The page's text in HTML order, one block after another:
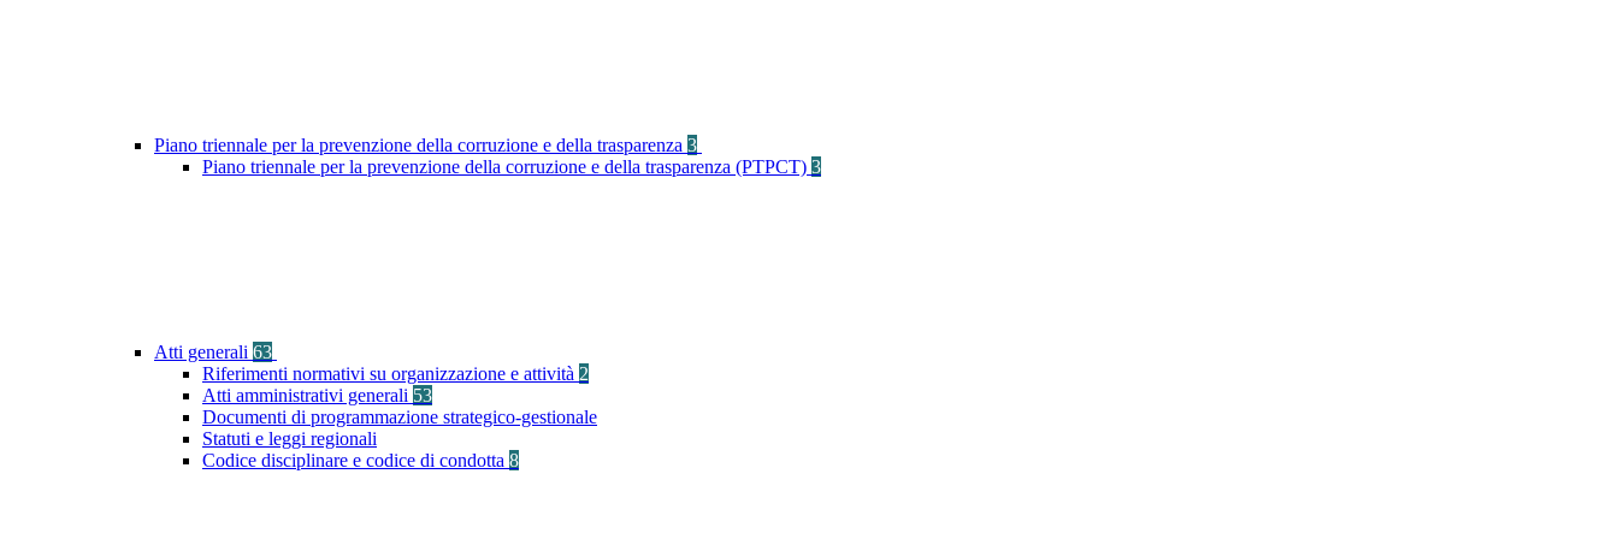
Piano triennale per la prevenzione della corruzione e della trasparenza 3
Piano triennale per la prevenzione della corruzione e della trasparenza (PTPCT) 3
Atti generali 63
Riferimenti normativi su organizzazione e attività 2
Atti amministrativi generali 53
Documenti di programmazione strategico-gestionale
Statuti e leggi regionali
Codice disciplinare e codice di condotta 8